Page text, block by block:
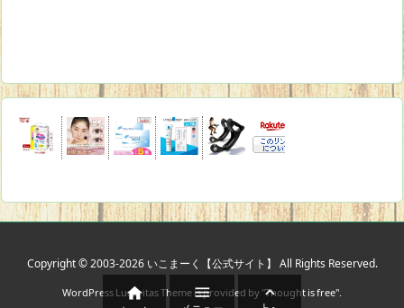
Copyright ©2003-2026 いこまーく【公式サイト】 All Rights Reserved.
WordPress Luxeritas Theme is provided by "Thought is free".
  